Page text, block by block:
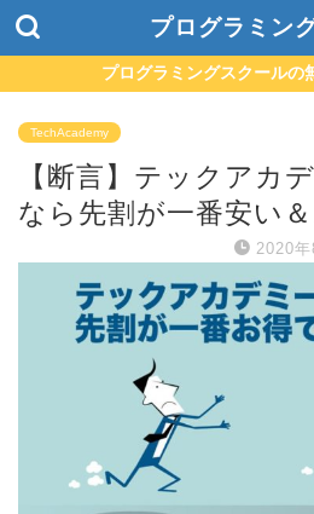
プログラミン
プログラミングスクールの
TechAcademy
【断言】テックアカ
なら先割が一番安い＆
2020年